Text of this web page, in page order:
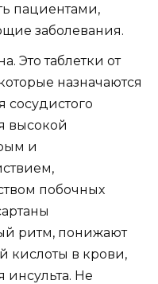
пациентами,
заболевания.
Это таблетки от
назначаются
сосудистого
высокой
и
побочных
ритм, понижают
кислоты в крови,
инсульта. Не